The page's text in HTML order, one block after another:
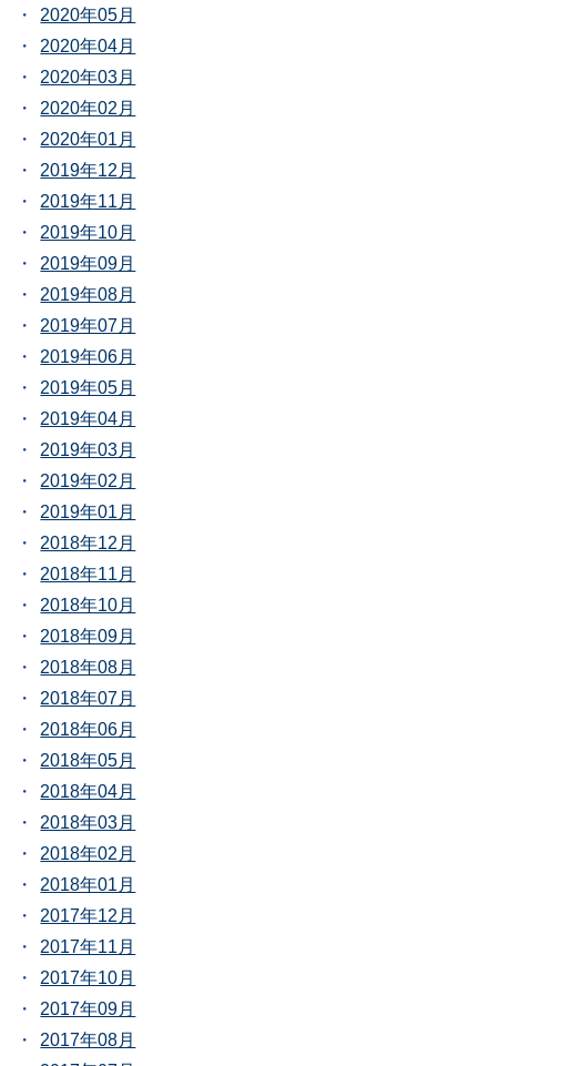
2020年05月
2020年04月
2020年03月
2020年02月
2020年01月
2019年12月
2019年11月
2019年10月
2019年09月
2019年08月
2019年07月
2019年06月
2019年05月
2019年04月
2019年03月
2019年02月
2019年01月
2018年12月
2018年11月
2018年10月
2018年09月
2018年08月
2018年07月
2018年06月
2018年05月
2018年04月
2018年03月
2018年02月
2018年01月
2017年12月
2017年11月
2017年10月
2017年09月
2017年08月